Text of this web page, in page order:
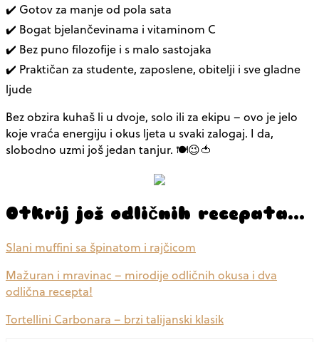
✔️ Gotov za manje od pola sata
✔️ Bogat bjelančevinama i vitaminom C
✔️ Bez puno filozofije i s malo sastojaka
✔️ Praktičan za studente, zaposlene, obitelji i sve gladne
ljude
Bez obzira kuhaš li u dvoje, solo ili za ekipu – ovo je jelo
koje vraća energiju i okus ljeta u svaki zalogaj. I da,
slobodno uzmi još jedan tanjur. 🍽️😉🍅
Otkrij još odličnih recepata…
Slani muffini sa špinatom i rajčicom
Mažuran i mravinac – mirodije odličnih okusa i dva
odlična recepta!
Tortellini Carbonara – brzi talijanski klasik